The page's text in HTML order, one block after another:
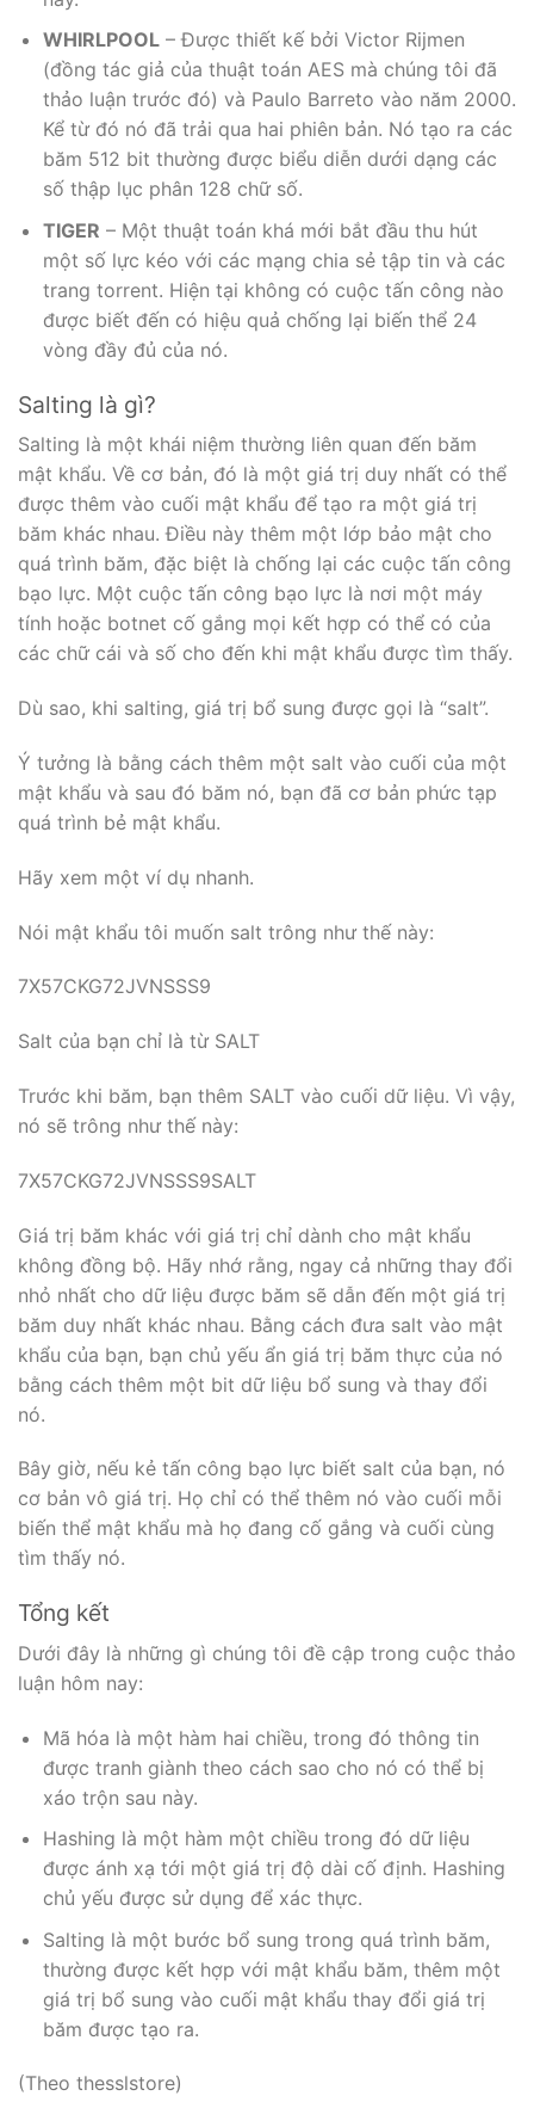
WHIRLPOOL– Được thiết kế bởi Victor Rijmen
(đồng tác giả của thuật toán AES mà chúng tôi đã
thảo luận trước đó) và Paulo Barreto vào năm 2000.
Kể từ đó nó đã trải qua hai phiên bản. Nó tạo ra các
băm 512 bit thường được biểu diễn dưới dạng các
số thập lục phân 128 chữ số.
TIGER – Một thuật toán khá mới bắt đầu thu hút
một số lực kéo với các mạng chia sẻ tập tin và các
trang torrent. Hiện tại không có cuộc tấn công nào
được biết đến có hiệu quả chống lại biến thể 24
vòng đầy đủ của nó.
Salting là gì?
Salting là một khái niệm thường liên quan đến băm
mật khẩu. Về cơ bản, đó là một giá trị duy nhất có thể
được thêm vào cuối mật khẩu để tạo ra một giá trị
băm khác nhau. Điều này thêm một lớp bảo mật cho
quá trình băm, đặc biệt là chống lại các cuộc tấn công
bạo lực. Một cuộc tấn công bạo lực là nơi một máy
tính hoặc botnet cố gắng mọi kết hợp có thể có của
các chữ cái và số cho đến khi mật khẩu được tìm thấy.
Dù sao, khi salting, giá trị bổ sung được gọi là “salt”.
Ý tưởng là bằng cách thêm một salt vào cuối của một
mật khẩu và sau đó băm nó, bạn đã cơ bản phức tạp
quá trình bẻ mật khẩu.
Hãy xem một ví dụ nhanh.
Nói mật khẩu tôi muốn salt trông như thế này:
7X57CKG72JVNSSS9
Salt của bạn chỉ là từ SALT
Trước khi băm, bạn thêm SALT vào cuối dữ liệu. Vì vậy,
nó sẽ trông như thế này:
7X57CKG72JVNSSS9SALT
Giá trị băm khác với giá trị chỉ dành cho mật khẩu
không đồng bộ. Hãy nhớ rằng, ngay cả những thay đổi
nhỏ nhất cho dữ liệu được băm sẽ dẫn đến một giá trị
băm duy nhất khác nhau. Bằng cách đưa salt vào mật
khẩu của bạn, bạn chủ yếu ẩn giá trị băm thực của nó
bằng cách thêm một bit dữ liệu bổ sung và thay đổi
nó.
Bây giờ, nếu kẻ tấn công bạo lực biết salt của bạn, nó
cơ bản vô giá trị. Họ chỉ có thể thêm nó vào cuối mỗi
biến thể mật khẩu mà họ đang cố gắng và cuối cùng
tìm thấy nó.
Tổng kết
Dưới đây là những gì chúng tôi đề cập trong cuộc thảo
luận hôm nay:
Mã hóa là một hàm hai chiều, trong đó thông tin
được tranh giành theo cách sao cho nó có thể bị
xáo trộn sau này.
Hashing là một hàm một chiều trong đó dữ liệu
được ánh xạ tới một giá trị độ dài cố định. Hashing
chủ yếu được sử dụng để xác thực.
Salting là một bước bổ sung trong quá trình băm,
thường được kết hợp với mật khẩu băm, thêm một
giá trị bổ sung vào cuối mật khẩu thay đổi giá trị
băm được tạo ra.
(Theo thesslstore)